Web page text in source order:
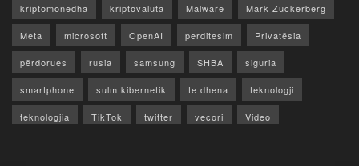
kriptomonedha kriptovaluta Malware Mark Zuckerberg
Meta microsoft OpenAI perditesim Privatësia
përdorues rusia samsung SHBA siguria
smartphone sulm kibernetik te dhena teknologji
teknologjia TikTok twitter vecori Video